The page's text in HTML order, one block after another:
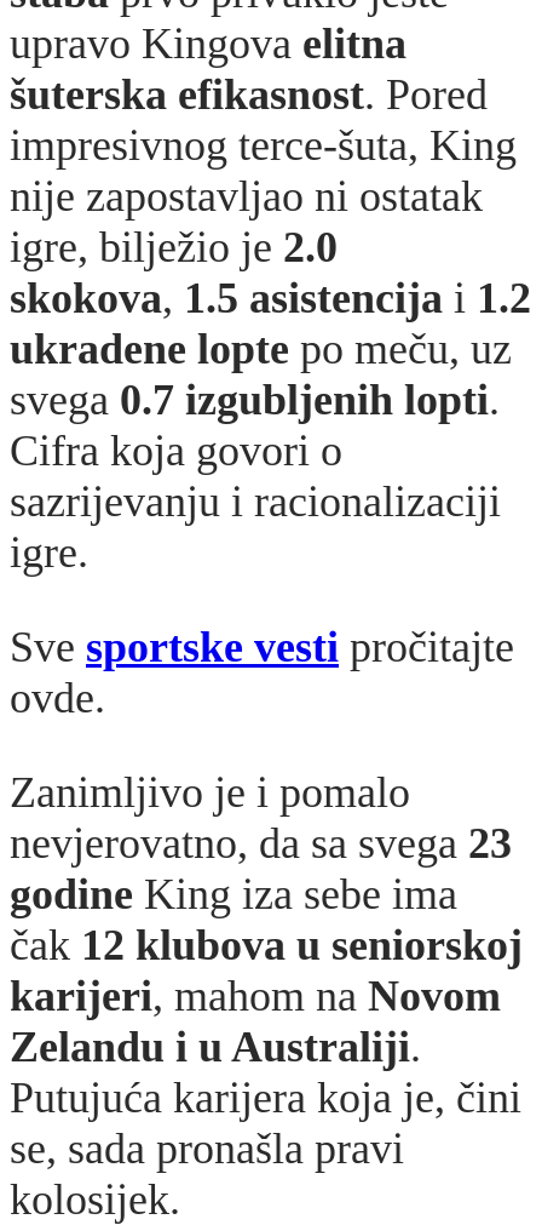
upravo Kingova elitna
šuterska efikasnost. Pored
impresivnog terce-šuta, King
nije zapostavljao ni ostatak
igre, bilježio je 2.0
skokova, 1.5 asistencija i 1.2
ukradene lopte po meču, uz
svega 0.7 izgubljenih lopti.
Cifra koja govori o
sazrijevanju i racionalizaciji
igre.
Sve sportske vesti pročitajte
ovde.
Zanimljivo je i pomalo
nevjerovatno, da sa svega 23
godine King iza sebe ima
čak 12 klubova u seniorskoj
karijeri, mahom na Novom
Zelandu i u Australiji.
Putujuća karijera koja je, čini
se, sada pronašla pravi
kolosijek.